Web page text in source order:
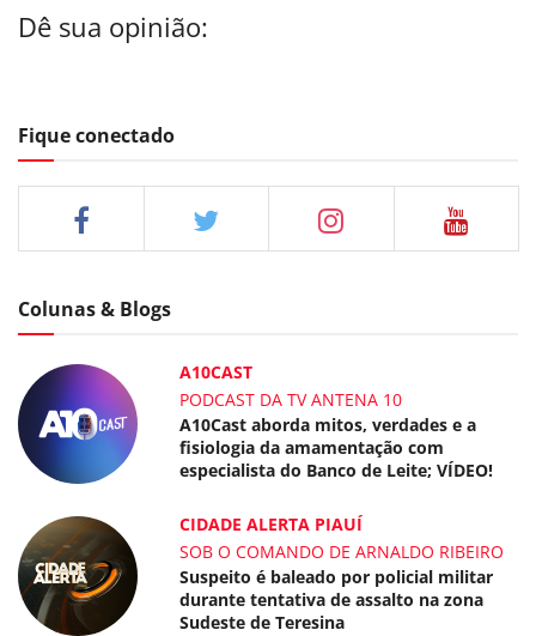
Dê sua opinião:
Fique conectado
Colunas & Blogs
A10CAST
PODCAST DA TV ANTENA 10
A10Cast aborda mitos, verdades e a
fisiologia da amamentação com
especialista do Banco de Leite; VÍDEO!
CIDADE ALERTA PIAUÍ
SOB O COMANDO DE ARNALDO RIBEIRO
Suspeito é baleado por policial militar
durante tentativa de assalto na zona
Sudeste de Teresina